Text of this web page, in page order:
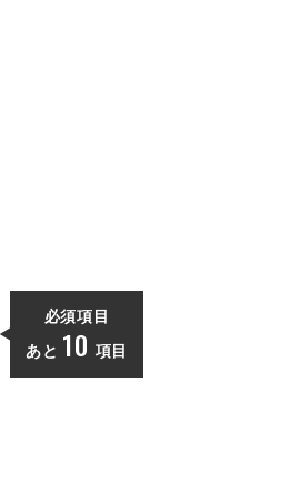
必須項目
あと 10 項目